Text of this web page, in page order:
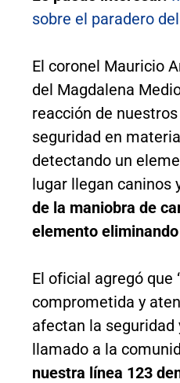
sobre el paradero
El coronel Mauricio
del Magdalena
reacción de
seguridad en
detectando un
lugar llegan caninos
de la maniobra de
elemento
El oficial agregó que
comprometida y
afectan la seguridad
llamado a la
nuestra línea 123